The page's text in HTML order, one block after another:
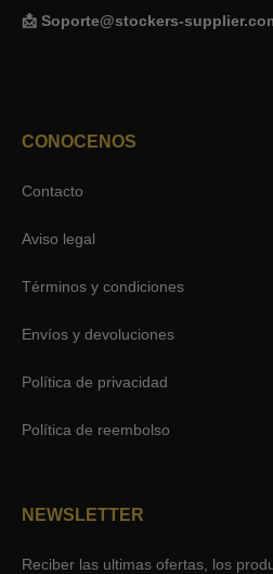
📩 Soporte@stockers-
CONOCENOS
Contacto
Aviso legal
Términos y condiciones
Envíos y devoluciones
Política de privacidad
Política de reembolso
NEWSLETTER
Reciber las ultimas ofertas, los